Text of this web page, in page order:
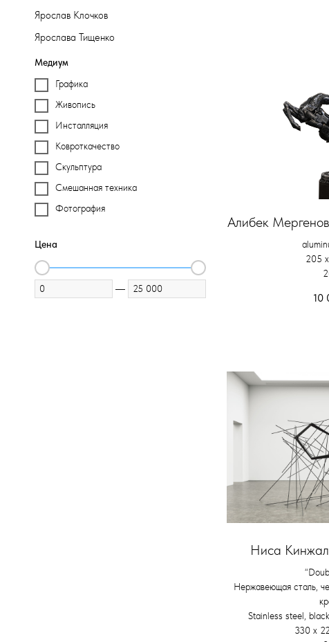
Ярослав Клочков
Ярослава Тищенко
Медиум
Графика
Живопись
Инсталляция
Ковроткачество
Скульптура
Смешанная техника
Фотография
Цена
—
Алибек
205
10
Ниса
Нержавеющая сталь,
Stainless steel,
330 х